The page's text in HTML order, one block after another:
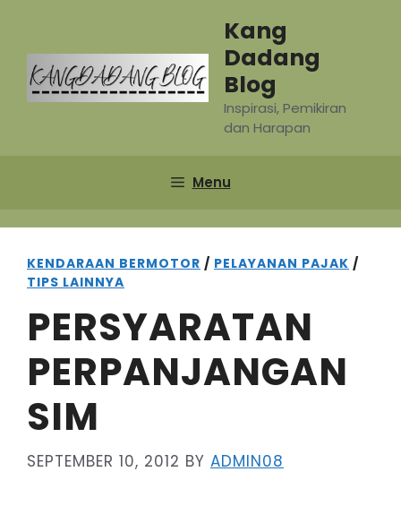
content
Kang
Dadang
Blog
Inspirasi, Pemikiran
dan Harapan
Menu
KENDARAAN BERMOTOR / PELAYANAN PAJAK /
TIPS LAINNYA
PERSYARATAN
PERPANJANGAN
SIM
SEPTEMBER 10, 2012 BY ADMIN08